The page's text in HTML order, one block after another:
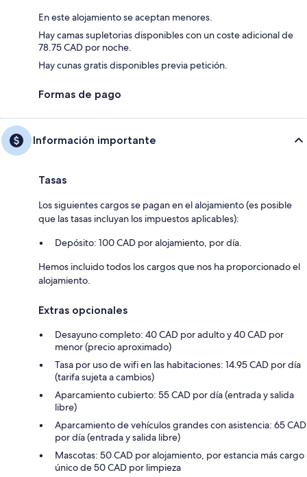
En este alojamiento se aceptan menores.
Hay camas supletorias disponibles con un coste adicional de
78.75 CAD por noche.
Hay cunas gratis disponibles previa petición.
Formas de pago
Información importante
Tasas
Los siguientes cargos se pagan en el alojamiento (es posible
que las tasas incluyan los impuestos aplicables):
Depósito: 100 CAD por alojamiento, por día.
Hemos incluido todos los cargos que nos ha proporcionado el
alojamiento.
Extras opcionales
Desayuno completo: 40 CAD por adulto y 40 CAD por
menor (precio aproximado)
Tasa por uso de wifi en las habitaciones: 14.95 CAD por día
(tarifa sujeta a cambios)
Aparcamiento cubierto: 55 CAD por día (entrada y salida
libre)
Aparcamiento de vehículos grandes con asistencia: 65 CAD
por día (entrada y salida libre)
Mascotas: 50 CAD por alojamiento, por estancia más cargo
único de 50 CAD por limpieza